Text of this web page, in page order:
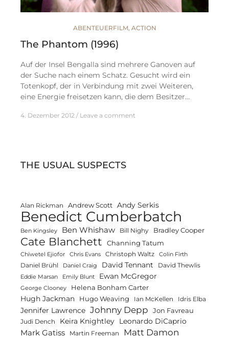
ABENTEUERFILM, ACTION
The Phantom (1996)
Auf der Insel Bengalla sind mehrere Ganoven auf
der Suche nach einem Schatz. Gesucht wird ein
Totenkopf, der in Verbindung mit zwei Weiteren,
eine Energie freisetzen kann, die dem Besitzer…
4. Dezember 2012 Leave a comment
THE USUAL SUSPECTS
Alan Rickman Andrew Scott Andy Serkis
Benedict Cumberbatch
Ben Kingsley Ben Whishaw Bill Nighy Bradley Cooper
Cate Blanchett Channing Tatum
Chiwetel Ejiofor Chris Evans Christoph Waltz Colin Firth
Daniel Brühl Daniel Craig David Tennant David Thewlis
Eddie Marsan Emily Blunt Ewan McGregor
George Clooney Helena Bonham Carter
Hugh Jackman Hugo Weaving Ian McKellen Idris Elba
Jennifer Lawrence Johnny Depp Jon Favreau
Judi Dench Keira Knightley Leonardo DiCaprio
Mark Gatiss Martin Freeman Matt Damon